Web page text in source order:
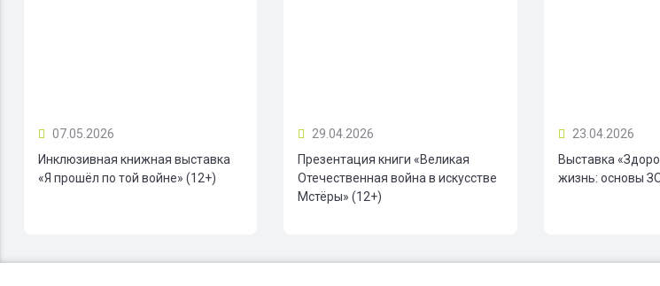
07.05.2026
Инклюзивная книжная выставка
«Я прошёл по той войне» (12+)
29.04.2026
Презентация книги «Великая
Отечественная война в искусстве
Мстёры» (12+)
23.04.2026
Выставка
жизнь: основы